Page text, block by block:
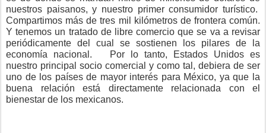
nuestros paisanos, y nuestro primer consumidor turístico.
Compartimos más de tres mil kilómetros de frontera común.
Y tenemos un tratado de libre comercio que se va a revisar
periódicamente del cual se sostienen los pilares de la
economía nacional.
Por lo tanto, Estados Unidos es
nuestro principal socio comercial y como tal, debiera de ser
uno de los países de mayor interés para México, ya que la
buena relación está directamente relacionada con el
bienestar de los mexicanos.